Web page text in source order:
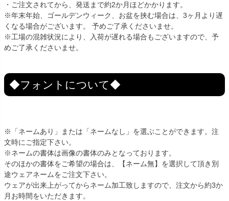
・ご注文されてから、発送まで約2か月ほどかかります。
※年末年始、ゴールデンウィーク、お盆を挟む場合は、3ヶ月より遅
くなる場合がございます。 予めご了承くださいませ。
※工場の混雑状況により、入荷が遅れる場合もございますので、予
めご了承くださいませ。
◆フォントについて◆
※「ネームあり」または「ネームなし」を選ぶことができます。注
文時にご指定下さい。
※ネームの書体は画像の書体のみとなっております。
そのほかの書体をご希望の場合は、【ネーム無】を選択して頂き別
途ウェアネームをご注文下さい。
ウェアが出来上がってからネーム加工致しますので、注文から約3か
月お時間をいただきます。